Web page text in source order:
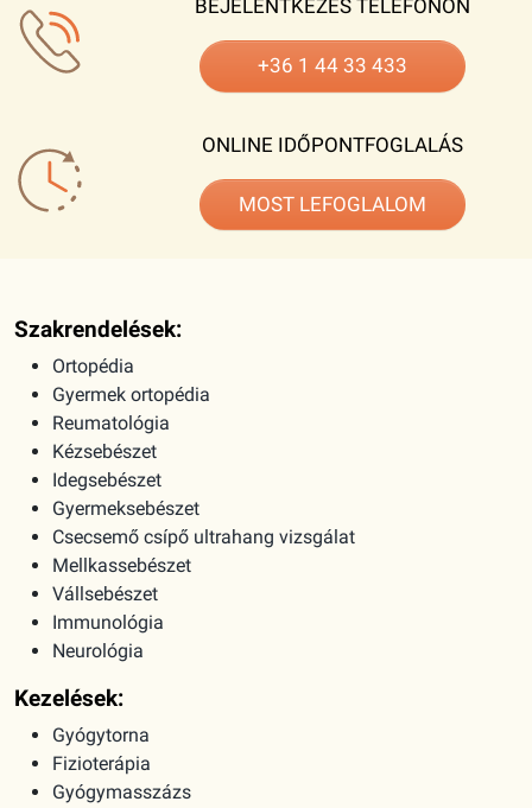
BEJELENTKEZÉS TELEFONON
+36 1 44 33 433
ONLINE IDŐPONTFOGLALÁS
MOST LEFOGLALOM
Szakrendelések:
Ortopédia
Gyermek ortopédia
Reumatológia
Kézsebészet
Idegsebészet
Gyermeksebészet
Csecsemő csípő ultrahang vizsgálat
Mellkassebészet
Vállsebészet
Immunológia
Neurológia
Kezelések:
Gyógytorna
Fizioterápia
Gyógymasszázs